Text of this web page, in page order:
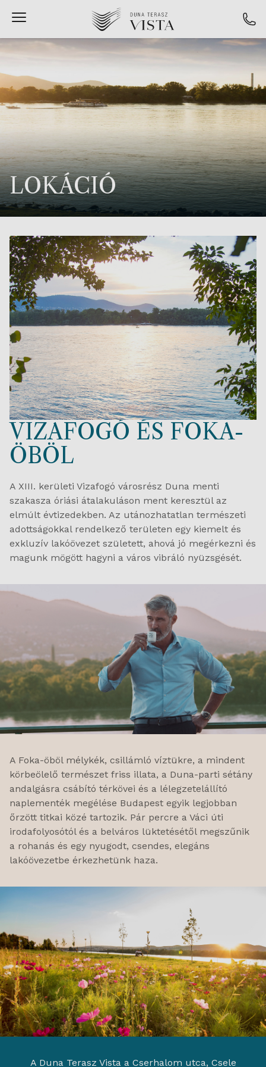
LOKÁCIÓ
VIZAFOGÓ ÉS FOKA-
ÖBÖL
A XIII. kerületi Vizafogó városrész Duna menti
szakasza óriási átalakuláson ment keresztül az
elmúlt évtizedekben. Az utánozhatatlan természeti
adottságokkal rendelkező területen egy kiemelt és
exkluzív lakóövezet született, ahová jó megérkezni és
magunk mögött hagyni a város vibráló nyüzsgését.
A Foka-öböl mélykék, csillámló víztükre, a mindent
körbeölelő természet friss illata, a Duna-parti sétány
andalgásra csábító térkövei és a lélegzetelállító
naplementék megélése Budapest egyik legjobban
őrzött titkai közé tartozik. Pár percre a Váci úti
irodafolyosótól és a belváros lüktetésétől megszűnik
a rohanás és egy nyugodt, csendes, elegáns
lakóövezetbe érkezhetünk haza.
A Duna Terasz Vista a Cserhalom utca, Csele